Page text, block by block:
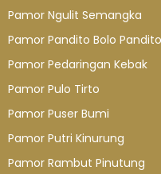
Pamor Ngulit Semangka
Pamor Pandito Bolo Pandito
Pamor Pedaringan Kebak
Pamor Pulo Tirto
Pamor Puser Bumi
Pamor Putri Kinurung
Pamor Rambut Pinutung